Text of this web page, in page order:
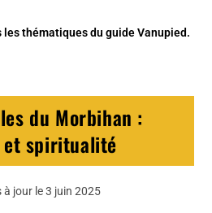
lesthématiques du guide Vanupied.
du Morbihan :
spiritualité
à jour le 3 juin 2025